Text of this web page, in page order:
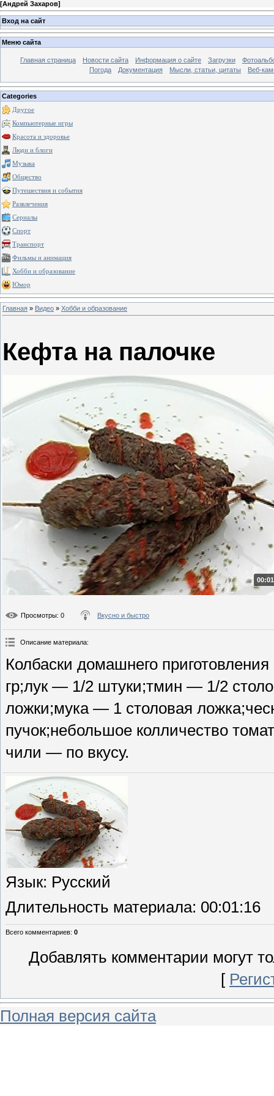
[Андрей Захаров]
Вход на сайт
Меню сайта
Главная страница Новости сайта Информация о сайте Загрузки
Погода
Документация Мысли, статьи, цитаты Веб-
Categories
Другое
Компьютерные игры
Красота и здоровье
Люди и блоги
Музыка
Общество
Путешествия и события
Развлечения
Сериалы
Спорт
Транспорт
Фильмы и анимация
Хобби и образование
Юмор
Главная » Видео » Хобби и образование
Кефта на палочке
Просмотры: 0 Вкусно и быстро
Описание материала:
Колбаски домашнего
гр;лук — 1/2 штуки;тмин — 1/2
ложки;мука — 1 столовая
пучок;небольшое колличество
чили — по вкусу.
Язык: Русский
Длительность материала: 00:01:16
Всего комментариев: 0
Добавлять комментарии могут
[
Полная версия сайта